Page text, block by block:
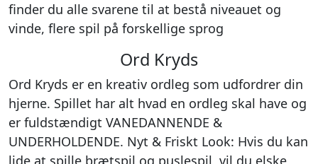
finder du alle svarene til at bestå niveauet og
vinde, flere spil på forskellige sprog
Ord Kryds
Ord Kryds er en kreativ ordleg som udfordrer din
hjerne. Spillet har alt hvad en ordleg skal have og
er fuldstændigt VANEDANNENDE &
UNDERHOLDENDE. Nyt & Friskt Look: Hvis du kan
lide at spille brætspil og puslespil, vil du elske